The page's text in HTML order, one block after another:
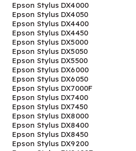
Epson Stylus DX4000
Epson Stylus DX4050
Epson Stylus DX4400
Epson Stylus DX4450
Epson Stylus DX5000
Epson Stylus DX5050
Epson Stylus DX5500
Epson Stylus DX6000
Epson Stylus DX6050
Epson Stylus DX7000F
Epson Stylus DX7400
Epson Stylus DX7450
Epson Stylus DX8000
Epson Stylus DX8400
Epson Stylus DX8450
Epson Stylus DX9200